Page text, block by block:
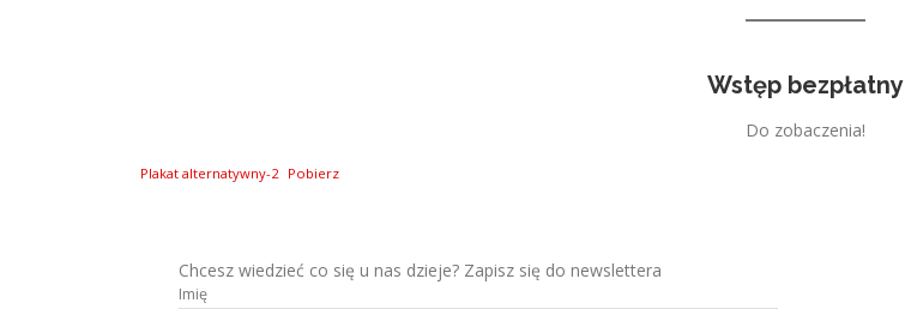
Wstęp bezpłatny
Do zobaczenia!
Plakat alternatywny-2 Pobierz
Chcesz wiedzieć co się u nas dzieje? Zapisz się do newslettera
Imię